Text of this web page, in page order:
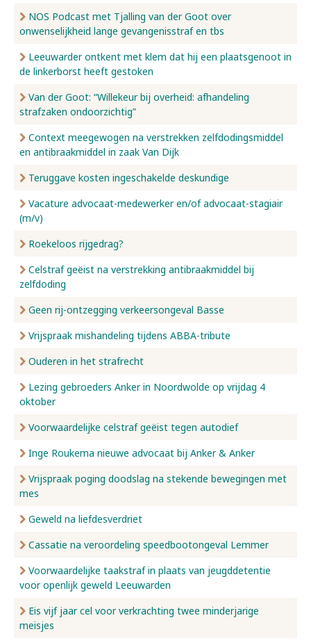
NOS Podcast met Tjalling van der Goot over
onwenselijkheid lange gevangenisstraf en tbs
Leeuwarder ontkent met klem dat hij een plaatsgenoot in
de linkerborst heeft gestoken
Van der Goot: “Willekeur bij overheid: afhandeling
strafzaken ondoorzichtig”
Context meegewogen na verstrekken zelfdodingsmiddel
en antibraakmiddel in zaak Van Dijk
Teruggave kosten ingeschakelde deskundige
Vacature advocaat-medewerker en/of advocaat-stagiair
(m/v)
Roekeloos rijgedrag?
Celstraf geëist na verstrekking antibraakmiddel bij
zelfdoding
Geen rij-ontzegging verkeersongeval Basse
Vrijspraak mishandeling tijdens ABBA-tribute
Ouderen in het strafrecht
Lezing gebroeders Anker in Noordwolde op vrijdag 4
oktober
Voorwaardelijke celstraf geëist tegen autodief
Inge Roukema nieuwe advocaat bij Anker & Anker
Vrijspraak poging doodslag na stekende bewegingen met
mes
Geweld na liefdesverdriet
Cassatie na veroordeling speedbootongeval Lemmer
Voorwaardelijke taakstraf in plaats van jeugddetentie
voor openlijk geweld Leeuwarden
Eis vijf jaar cel voor verkrachting twee minderjarige
meisjes